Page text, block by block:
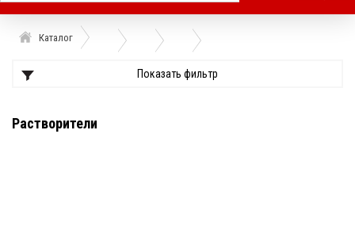
Каталог
Показать фильтр
Растворители